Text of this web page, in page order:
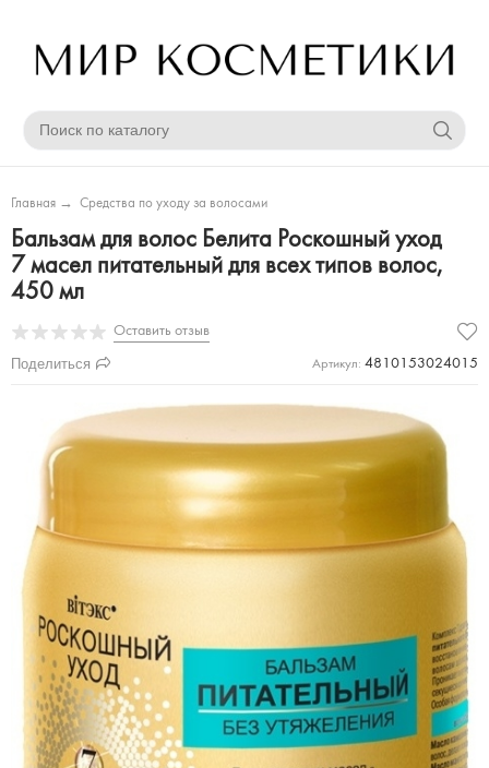
Главная → Средства по уходу за волосами
Бальзам для волос Белита Роскошный уход
7 масел питательный для всех типов волос,
450 мл
Оставить отзыв
Поделиться Артикул: 4810153024015